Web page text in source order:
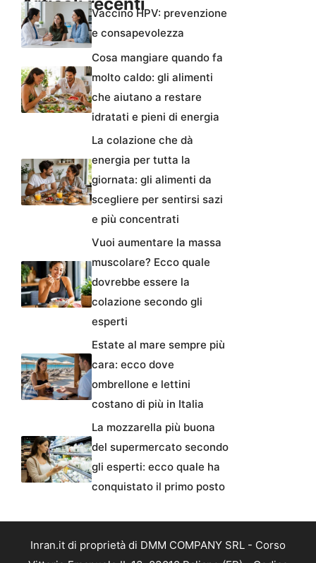
Vaccino HPV: prevenzione
e consapevolezza
Cosa mangiare quando fa
molto caldo: gli alimenti
che aiutano a restare
idratati e pieni di energia
La colazione che dà
energia per tutta la
giornata: gli alimenti da
scegliere per sentirsi sazi
e più concentrati
Vuoi aumentare la massa
muscolare? Ecco quale
dovrebbe essere la
colazione secondo gli
esperti
Estate al mare sempre più
cara: ecco dove
ombrellone e lettini
costano di più in Italia
La mozzarella più buona
del supermercato secondo
gli esperti: ecco quale ha
conquistato il primo posto
Inran.it di proprietà di DMM COMPANY SRL - Corso